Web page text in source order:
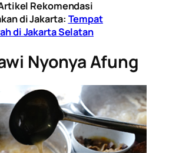
Rekomendasi
di Jakarta: Tempat
di Jakarta Selatan
Nyonya Afung